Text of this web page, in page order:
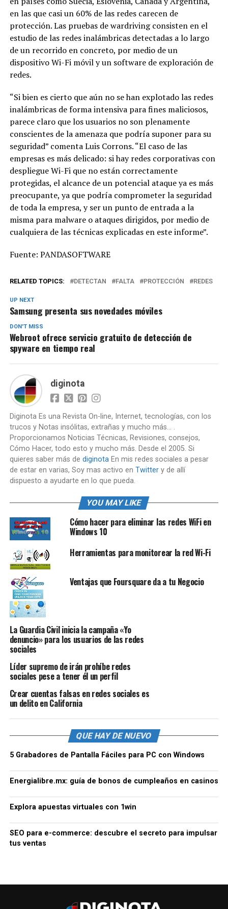
en las que casi un 60% de las redes carecen de
protección. Las pruebas de wardriving consisten en el
estudio de las redes inalámbricas detectadas a lo largo
de un recorrido en concreto, por medio de un
dispositivo Wi-Fi móvil y un software de exploración de
redes.
“Si bien es cierto que aún no se han explotado las redes
inalámbricas de forma intensiva para fines maliciosos,
parece claro que los usuarios no son plenamente
conscientes de la amenaza que podría suponer para su
seguridad” comenta Luis Corrons. “El caso de las
empresas es más delicado: si hay redes corporativas con
despliegue Wi-Fi que no están correctamente
protegidas, el alcance de un potencial ataque ya es más
preocupante, ya que podría comprometer la seguridad
de toda la empresa, y ser un punto de entrada a la
misma para malware o ataques dirigidos, por medio de
cualquiera de las técnicas explicadas en este informe”.
Fuente: PANDASOFTWARE
RELATED TOPICS: DETECTAN FALTA PROTECCIÓN REDES
UP NEXT
Samsung presenta sus novedades móviles
DON'T MISS
Webroot ofrece servicio gratuito de detección de
spyware en tiempo real
diginota
Diginota Es una Revista On-line, Internet, tecnologías, con los
trucos y Notas insólitas, extrañas y mucho más... .
Proporcionamos Noticias Técnicas, Revisiones, consejos,
Cómo Hacer, todo esto y mucho más. Desde el 2005. Si
quieres saber más de diginotaEn mis redes sociales a pesar
de estar en varias, Soy mas activo en Twittery de allí
dispuesto a ayudarte en lo que pueda.
YOU MAY LIKE
Cómo hacer para eliminar las redes WiFi en
Windows 10
Herramientas para monitorear la red Wi-Fi
Ventajas que Foursquare da a tu Negocio
La Guardia Civil inicia la campaña «Yo
denuncio» para los usuarios de las redes
sociales
Líder supremo de irán prohíbe redes
sociales pese a tener él un perfil
Crear cuentas falsas en redes sociales es
un delito en California
QUE HAY DE NUEVO
5 Grabadores de Pantalla Fáciles para PC con Windows
Energialibre.mx: guía de bonos de cumpleaños en casinos
Explora apuestas virtuales con 1win
SEO para e-commerce: descubre el secreto para impulsar
tus ventas